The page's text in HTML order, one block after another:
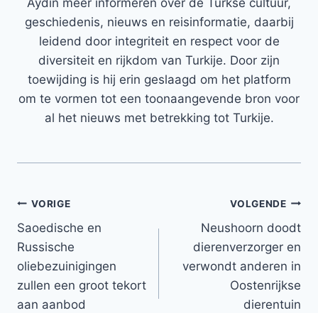
Aydin meer informeren over de Turkse cultuur,
geschiedenis, nieuws en reisinformatie, daarbij
leidend door integriteit en respect voor de
diversiteit en rijkdom van Turkije. Door zijn
toewijding is hij erin geslaagd om het platform
om te vormen tot een toonaangevende bron voor
al het nieuws met betrekking tot Turkije.
Bericht
navigatie
VORIGE
Saoedische en
Russische
oliebezuinigingen
zullen een groot tekort
aan aanbod
VOLGENDE
Neushoorn doodt
dierenverzorger en
verwondt anderen in
Oostenrijkse
dierentuin